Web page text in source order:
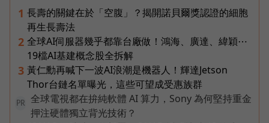
1 長壽的關鍵在於「空腹」？揭開諾貝爾獎認證的細胞
再生長壽法
2 全球AI伺服器幾乎都靠台廠做！鴻海、廣達、緯穎⋯
19檔AI基建概念股全拆解
3 黃仁勳再喊下一波AI浪潮是機器人！輝達Jetson
Thor台鏈名單曝光，這些可望成受惠族群
PR
全球電視都在拚純軟體 AI 算力，Sony 為何堅持重金
押注硬體獨立背光技術？